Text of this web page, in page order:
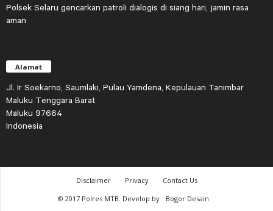
Polsek Selaru gencarkan patroli dialogis di siang hari, jamin rasa
aman
Alamat
Jl. Ir Soekarno, Saumlaki, Pulau Yamdena, Kepulauan Tanimbar
Maluku Tenggara Barat
Maluku 97664
Indonesia
Disclaimer Privacy
Contact Us
© 2017 Polres MTB. Develop by
Bogor Desain